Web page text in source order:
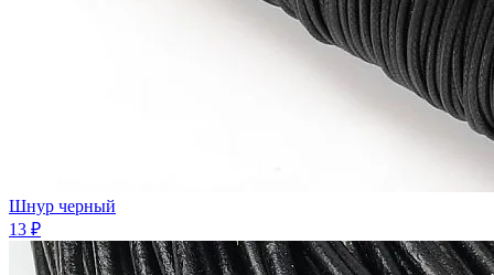
Шнур черный
13 ₽